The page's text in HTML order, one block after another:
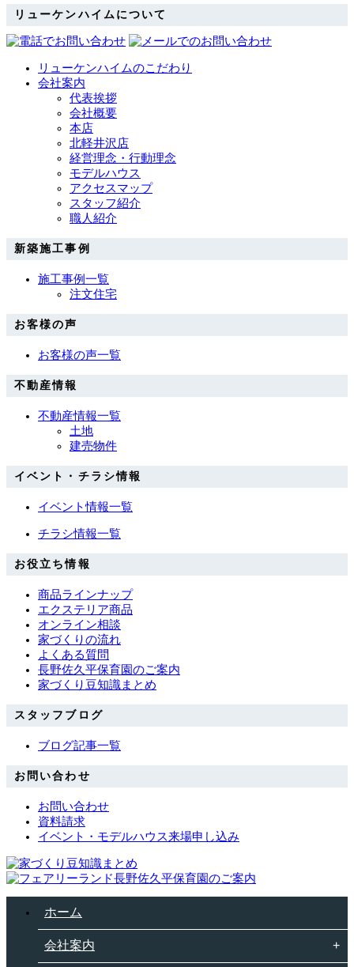
リューケンハイムについて
リューケンハイムのこだわり
会社案内
代表挨拶
会社概要
本店
北軽井沢店
経営理念・行動理念
モデルハウス
アクセスマップ
スタッフ紹介
職人紹介
新築施工事例
施工事例一覧
注文住宅
お客様の声
お客様の声一覧
不動産情報
不動産情報一覧
土地
建売物件
イベント・チラシ情報
イベント情報一覧
チラシ情報一覧
お役立ち情報
商品ラインナップ
エクステリア商品
オンライン相談
家づくりの流れ
よくある質問
長野佐久平保育園のご案内
家づくり豆知識まとめ
スタッフブログ
ブログ記事一覧
お問い合わせ
お問い合わせ
資料請求
イベント・モデルハウス来場申し込み
ホーム
会社案内